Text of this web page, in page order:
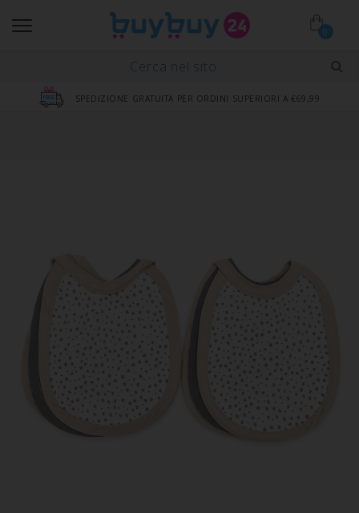
0
SPEDIZIONE GRATUITA PER ORDINI SUPERIORI A €69,99